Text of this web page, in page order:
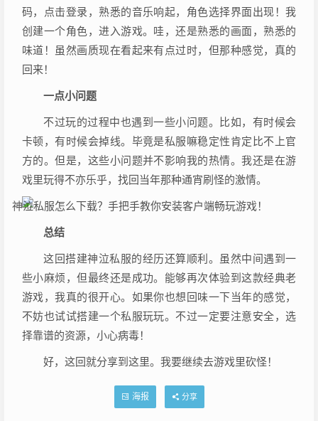
码，点击登录，熟悉的音乐响起，角色选择界面出现！我
创建一个角色，进入游戏。哇，还是熟悉的画面，熟悉的
味道！虽然画质现在看起来有点过时，但那种感觉，真的
回来！
一点小问题
不过玩的过程中也遇到一些小问题。比如，有时候会
卡顿，有时候会掉线。毕竟是私服嘛稳定性肯定比不上官
方的。但是，这些小问题并不影响我的热情。我还是在游
戏里玩得不亦乐乎，找回当年那种通宵刷怪的激情。
总结
这回搭建神泣私服的经历还算顺利。虽然中间遇到一
些小麻烦，但最终还是成功。能够再次体验到这款经典老
游戏，我真的很开心。如果你也想回味一下当年的感觉，
不妨也试试搭建一个私服玩玩。不过一定要注意安全，选
择靠谱的资源，小心病毒！
好，这回就分享到这里。我要继续去游戏里砍怪！
海报 分享